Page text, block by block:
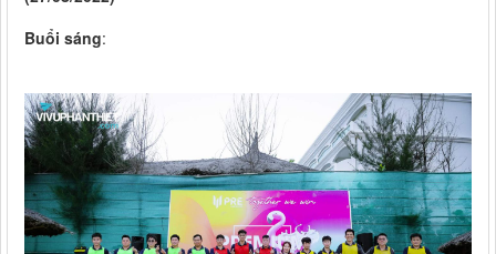
Buổi sáng: